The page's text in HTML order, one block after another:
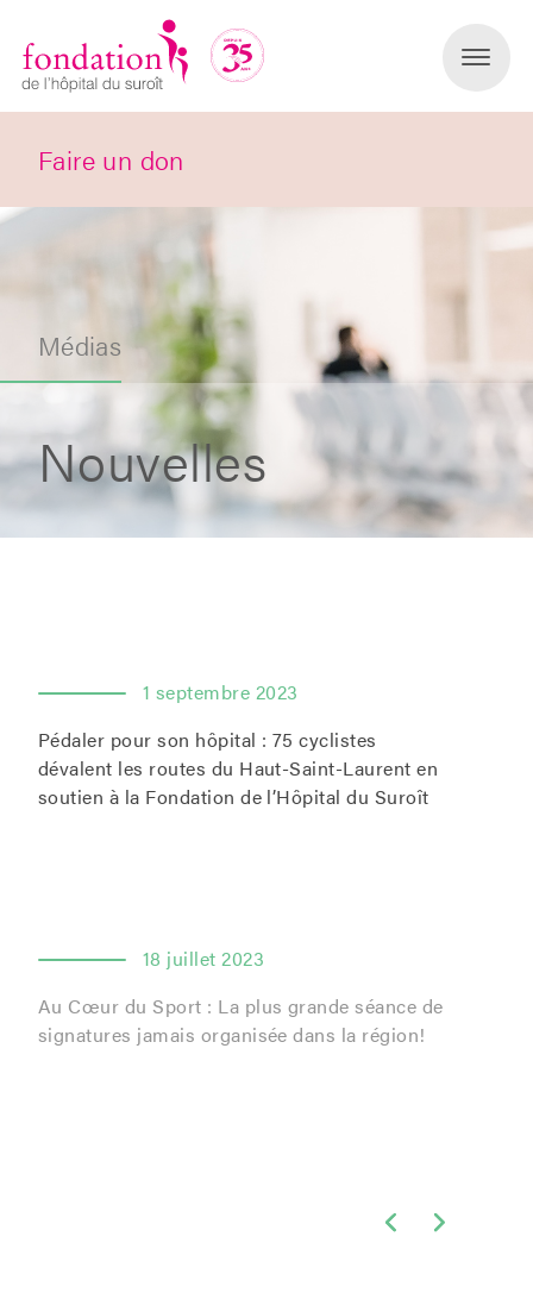
Faire un don
Médias
Nouvelles
1 septembre 2023
Pédaler pour son hôpital : 75 cyclistes
dévalent les routes du Haut-Saint-Laurent en
soutien à la Fondation de l’Hôpital du Suroît
18 juillet 2023
Au Cœur du Sport : La plus grande séance de
signatures jamais organisée dans la région!